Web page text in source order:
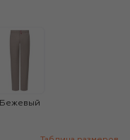
Бежевый